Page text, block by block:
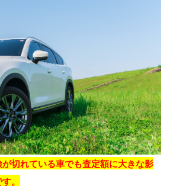
切れている車でも査定額に大きな影
。